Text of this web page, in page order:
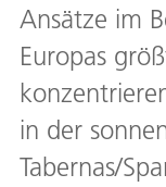
Ansätze im
Europas
in der
Tabernas/